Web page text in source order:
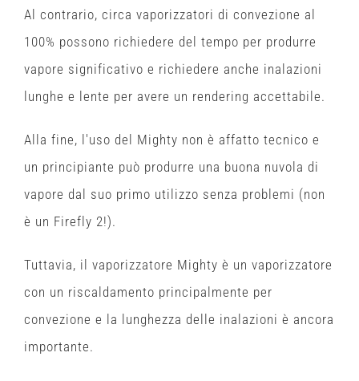
Al contrario, circa vaporizzatori di convezione al
100% possono richiedere del tempo per produrre
vapore significativo e richiedere anche inalazioni
lunghe e lente per avere un rendering accettabile.
Alla fine, l'uso del Mighty non è affatto tecnico e
un principiante può produrre una buona nuvola di
vapore dal suo primo utilizzo senza problemi (non
è un Firefly 2!).
Tuttavia, il vaporizzatore Mighty è un vaporizzatore
con un riscaldamento principalmente per
convezione e la lunghezza delle inalazioni è ancora
importante.